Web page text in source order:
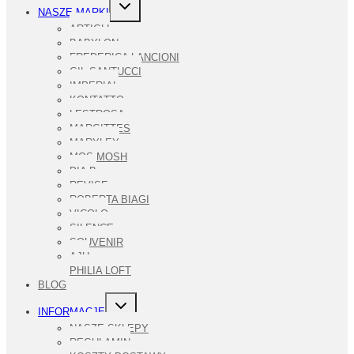
NASZE MARKI
PRZEŁĄCZ
ARTIGLI
BABYLON
FREDERICA LANCIONI
GIL SANTUCCI
IMPERIAL
KONTATTO
LESTROSA
MARGITTES
MARYLEY
MOS MOSH
PIA B
REVISE
ROBERTA BIAGI
VICOLO
SILENCE
SOUVENIR
AJU
PHILIA LOFT
BLOG
INFORMACJE
PRZEŁĄCZ
MENU
PODRZĘDNE
NASZE SKLEPY
REGULAMIN